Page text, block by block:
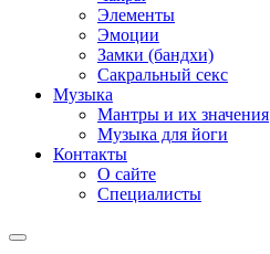
Элементы
Эмоции
Замки (бандхи)
Сакральный секс
Музыка
Мантры и их значения
Музыка для йоги
Контакты
О сайте
Специалисты